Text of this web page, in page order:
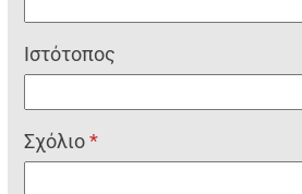
Ιστότοπος
Σχόλιο*